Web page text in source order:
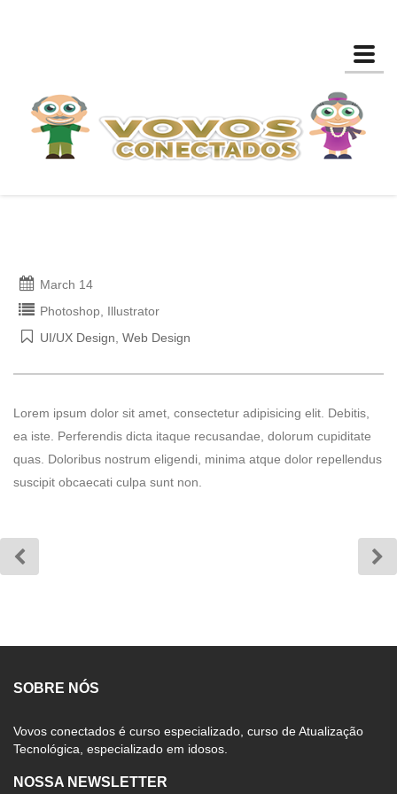
March 14
Photoshop, Illustrator
UI/UX Design, Web Design
Lorem ipsum dolor sit amet, consectetur adipisicing elit. Debitis,
ea iste. Perferendis dicta itaque recusandae, dolorum cupiditate
quas. Doloribus nostrum eligendi, minima atque dolor repellendus
suscipit obcaecati culpa sunt non.
SOBRE NÓS
Vovos conectados é curso especializado, curso de Atualização
Tecnológica, especializado em idosos.
NOSSA NEWSLETTER